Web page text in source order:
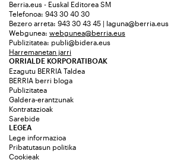
Berria.eus - Euskal Editorea SM
Telefonoa: 943 30 40 30
Bezero arreta: 943 30 43 45 | laguna@berria.eus
Webgunea: webgunea@berria.eus
Publizitatea: publi@bidera.eus
Harremanetan jarri
ORRIALDE KORPORATIBOAK
Ezagutu BERRIA Taldea
BERRIA berri bloga
Publizitatea
Galdera-erantzunak
Kontratazioak
Sarebide
LEGEA
Lege informazioa
Pribatutasun politika
Cookieak